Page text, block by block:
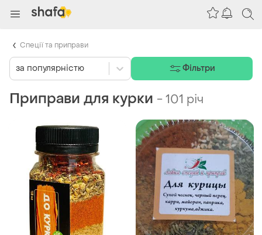
Приправи для курки -101 річ
за популярністю Фільтри
Спеції та приправи